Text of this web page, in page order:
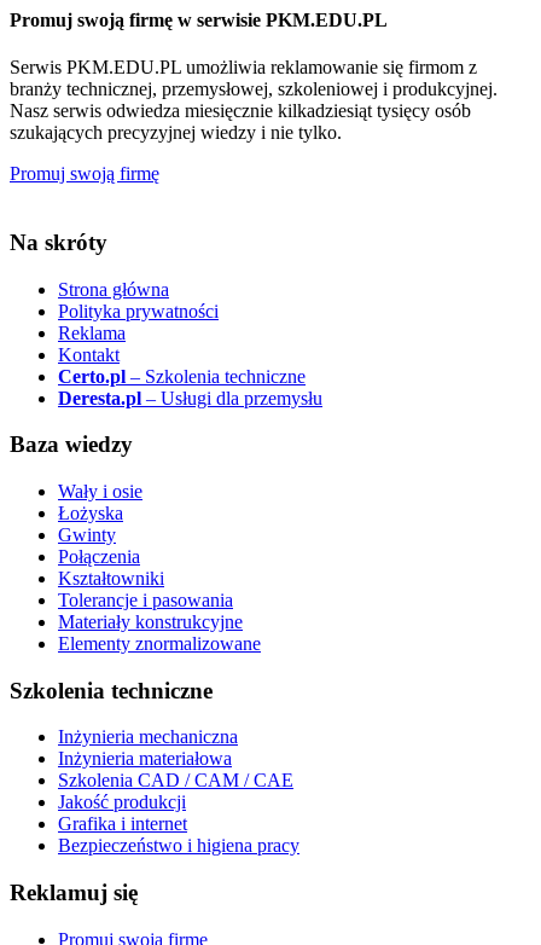
Promuj swoją firmę w serwisie PKM.EDU.PL
Serwis PKM.EDU.PL umożliwia reklamowanie się firmom z
branży technicznej, przemysłowej, szkoleniowej i produkcyjnej.
Nasz serwis odwiedza miesięcznie kilkadziesiąt tysięcy osób
szukających precyzyjnej wiedzy i nie tylko.
Promuj swoją firmę
Na skróty
Strona główna
Polityka prywatności
Reklama
Kontakt
Certo.pl – Szkolenia techniczne
Deresta.pl – Usługi dla przemysłu
Baza wiedzy
Wały i osie
Łożyska
Gwinty
Połączenia
Kształtowniki
Tolerancje i pasowania
Materiały konstrukcyjne
Elementy znormalizowane
Szkolenia techniczne
Inżynieria mechaniczna
Inżynieria materiałowa
Szkolenia CAD / CAM / CAE
Jakość produkcji
Grafika i internet
Bezpieczeństwo i higiena pracy
Reklamuj się
Promuj swoją firmę